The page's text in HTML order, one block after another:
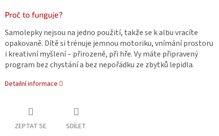
Proč to funguje?
Samolepky nejsou na jedno použití, takže se k albu vracíte
opakovaně. Dítě si trénuje jemnou motoriku, vnímání prostoru
i kreativní myšlení – přirozeně, při hře. Vy máte připravený
program bez chystání a bez nepořádku ze zbytků lepidla.
Detailní informace
ZEPTAT SE SDÍLET